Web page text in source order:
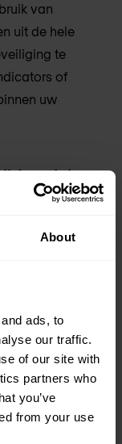
About
ads, to
our traffic.
of our site with
partners who
you’ve
from your use
van
uit de hele
te
of
uw
door
en bewijst met
van
dan 5,6
zijn ingezet,
inzicht in